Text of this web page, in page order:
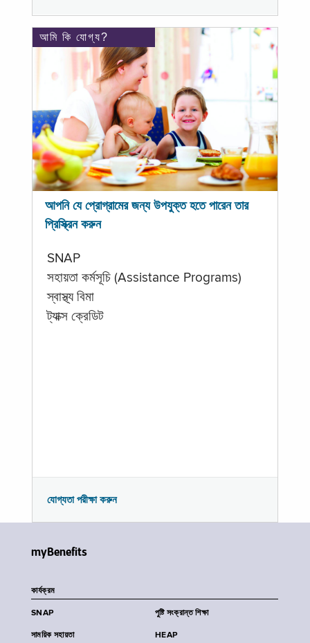
আমি কি যোগ্য?
আপনি যে প্রোগ্রামের জন্য উপযুক্ত হতে পারেন তার
প্রিস্ক্রিন করুন
SNAP
সহায়তা কর্মসূচি (Assistance Programs)
স্বাস্থ্য বিমা
ট্যাক্স ক্রেডিট
যোগ্যতা পরীক্ষা করুন
myBenefits
কার্যক্রম
SNAP পুষ্টি সংক্রান্ত শিক্ষা
সাময়িক সহায়তা HEAP